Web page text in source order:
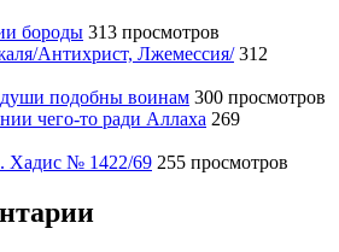
бороды 313 просмотров
Антихрист, Лжемессия/ 312
подобны воинам 300 просмотров
чего-то ради Аллаха 269
Хадис № 1422/69 255 просмотров